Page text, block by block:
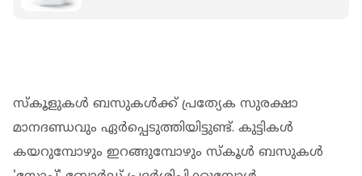
സ്‌കൂളുകള്‍ ബസുകള്‍ക്ക് പ്രത്യേക സുരക്ഷാ
മാനദണ്ഡവും ഏര്‍പ്പെടുത്തിയിട്ടുണ്ട്. കുട്ടികള്‍
കയറുമ്പോഴും ഇറങ്ങുമ്പോഴും സ്‌കൂള്‍ ബസുകള്‍